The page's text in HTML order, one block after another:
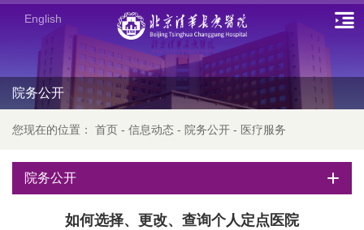
English
院务公开
您现在的位置： 首页 - 信息动态 - 院务公开 - 医疗服务
院务公开
如何选择、更改、查询个人定点医院